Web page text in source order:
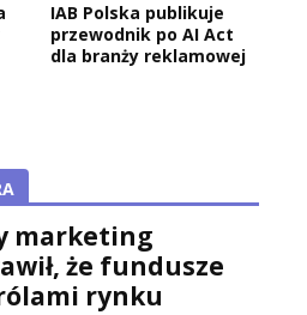
IAB Polska publikuje
przewodnik po AI Act
dla branży reklamowej
marketing
że fundusze
rynku